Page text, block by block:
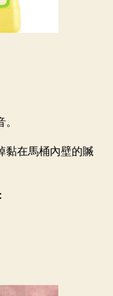
在馬桶內壁的贓